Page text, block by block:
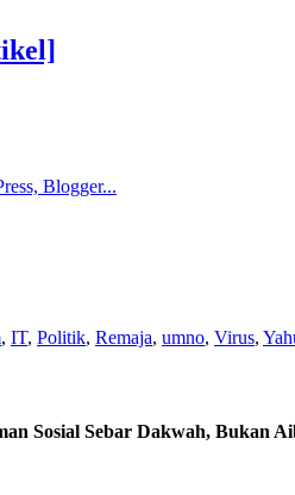
, IT, Politik, Remaja, umno, Virus,
Sosial Sebar Dakwah, Bukan